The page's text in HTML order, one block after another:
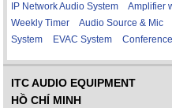
IP Network Audio System Amplifier
Weekly Timer
Audio Source & Mic
System
EVAC System
ITC AUDIO EQUIPMENT
HỒ CHÍ MINH